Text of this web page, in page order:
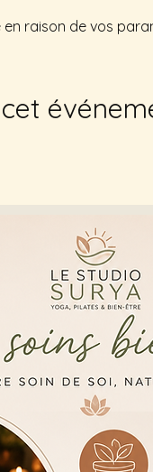
raison de vos